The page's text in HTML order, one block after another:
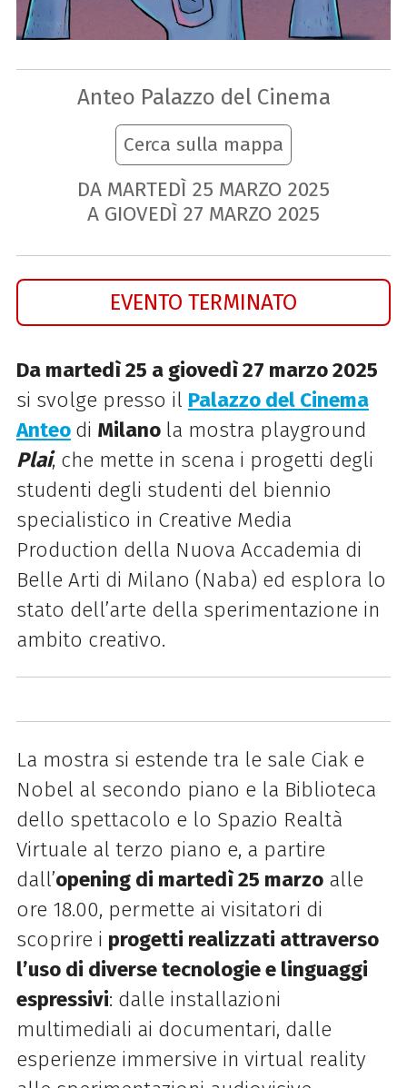
Anteo Palazzo del Cinema
Cerca sulla mappa
DA MARTEDÌ 25 MARZO 2025
A GIOVEDÌ 27 MARZO 2025
EVENTO TERMINATO
Da martedì 25 a giovedì 27 marzo 2025
si svolge presso il Palazzo del Cinema
Anteo di Milano la mostra playground
Plai, che mette in scena i progetti degli
studenti degli studenti del biennio
specialistico in Creative Media
Production della Nuova Accademia di
Belle Arti di Milano (Naba) ed esplora lo
stato dell’arte della sperimentazione in
ambito creativo.
La mostra si estende tra le sale Ciak e
Nobel al secondo piano e la Biblioteca
dello spettacolo e lo Spazio Realtà
Virtuale al terzo piano e, a partire
dall’opening di martedì 25 marzoalle
ore 18.00, permette ai visitatori di
scoprire i progetti realizzati attraverso
l’uso di diverse tecnologie e linguaggi
espressivi: dalle installazioni
multimediali ai documentari, dalle
esperienze immersive in virtual reality